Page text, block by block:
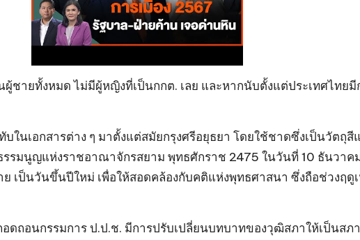
ชายทั้งหมด ไม่มีผู้หญิงที่เป็นกกต. เลย และหากนับตั้งแต่ประเทศไท
ในเอกสารต่าง ๆ มาตั้งแต่สมัยกรุงศรีอยุธยา โดยใช้ชาดซึ่งเป็นวัต
รรมนูญแห่งราชอาณาจักรสยาม พุทธศักราช 2475 ในวันที่ 10 ธันวาค
เป็นวันขึ้นปีใหม่ เพื่อให้สอดคล้องกับคติแห่งพุทธศาสนา ซึ่งถือช่วงฤ
ถอนกรรมการ ป.ป.ช. มีการปรับเปลี่ยนบทบาทของวุฒิสภาให้เป็นสภ